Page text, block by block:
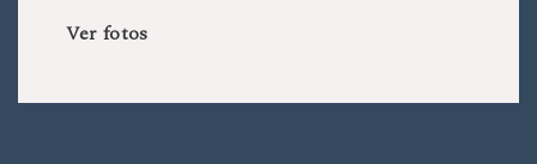
Ver fotos